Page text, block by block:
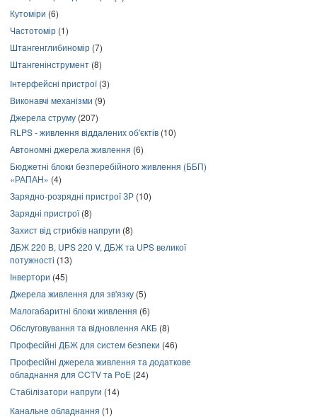
Кутоміри (6)
Частотомір (1)
Штангенглибиномір (7)
Штангенінструмент (8)
Інтерфейсні пристрої(3)
Виконавчі механізми (9)
Джерела струму (207)
RLPS - живлення віддалених об'єктів (10)
Автономні джерела живлення (6)
Бюджетні блоки безперебійного живлення (ББП)
«РАПАН» (4)
Зарядно-розрядні пристрої ЗР (10)
Зарядні пристрої(8)
Захист від стрибків напруги (8)
ДБЖ 220 В, UPS 220 V, ДБЖ та UPS великої
потужності (13)
Інвертори (45)
Джерела живлення для зв'язку (5)
Малогабаритні блоки живлення (6)
Обслуговування та відновлення АКБ (8)
Професійні ДБЖ для систем безпеки (46)
Професійні джерела живлення та додаткове
обладнання для CCTV та PoE (24)
Стабілізатори напруги (14)
Канальне обладнання (1)